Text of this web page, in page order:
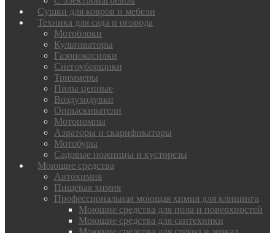
Сушки для ковров и мебели
Техника для сада и огорода
Мотоблоки
Культиваторы
Газонокосилки
Снегоуборщики
Триммеры
Пилы цепные
Воздуходувки
Опрыскиватели
Мотопомпы
Аэраторы и скарификаторы
Мотобуры
Садовые ножницы и кусторезы
Моющие средства
Автохимия
Пищевая химия
Профессиональная моющая химия для клининга
Моющие средства для пола и поверхностей
Моющие средства для сантехники